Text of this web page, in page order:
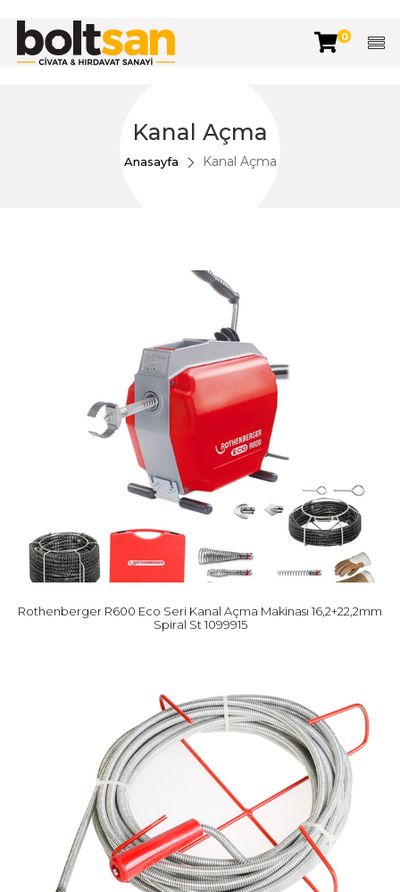
0
Kanal Açma
Anasayfa Kanal Açma
Rothenberger R600 Eco Seri Kanal Açma Makinası 16,2+22,2mm
Spiral St 1099915